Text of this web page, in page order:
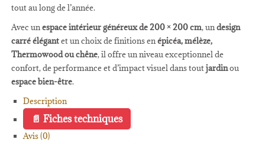
tout au long de l’année.
Avec unespace intérieur généreux de 200 × 200 cm, undesign
carré élégantet un choix de finitions enépicéa, mélèze,
Thermowood ou chêne, il offre un niveau exceptionnel de
confort, de performance et d’impact visuel dans toutjardinou
espace bien-être.
Description
Fiches techniques
Avis (0)